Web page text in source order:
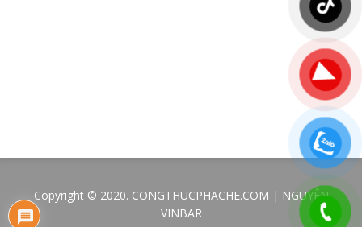
Copyright © 2020. CONGTHUCPHACHE.COM | NGUYÊN
VINBAR